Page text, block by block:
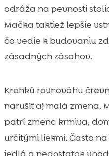
odráža na pevnosti
Mačka taktiež lepšie
čo vedie k budovaniu
zásadných zásahov.
Krehkú rovnováhu
narušiť aj malá zmena.
patrí zmena krmiva,
určitými liekmi. Často